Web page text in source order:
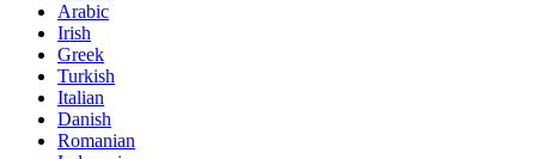
Arabic
Irish
Greek
Turkish
Italian
Danish
Romanian